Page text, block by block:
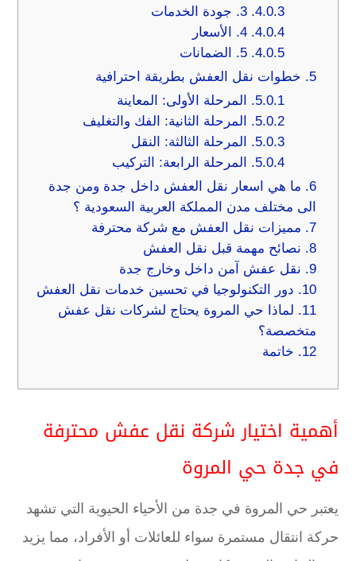
4.0.3. 3. جودة الخدمات
4.0.4. 4. الأسعار
4.0.5. 5. الضمانات
5.
خطوات نقل العفش بطريقة احترافية
5.0.1.
المرحلة الأولى: المعاينة
5.0.2.
المرحلة الثانية: الفك والتغليف
5.0.3.
المرحلة الثالثة: النقل
5.0.4.
المرحلة الرابعة: التركيب
6. ما هي اسعار نقل العفش داخل جدة ومن جدة
الى مختلف مدن المملكة العربية السعودية ؟
7. مميزات نقل العفش مع شركة محترفة
8. نصائح مهمة قبل نقل العفش
9. نقل عفش آمن داخل وخارج جدة
10.
دور التكنولوجيا في تحسين خدمات نقل العفش
11.
لماذا حي المروة يحتاج لشركات نقل عفش
متخصصة؟
12.
خاتمة
أهمية اختيار شركة نقل عفش محترفة
في جدة حي المروة
يعتبر حي المروة في جدة من الأحياء الحيوية التي تشهد
حركة انتقال مستمرة سواء للعائلات أو الأفراد، مما يزيد